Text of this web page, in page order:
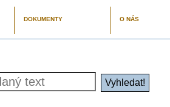
DOKUMENTY O NÁS